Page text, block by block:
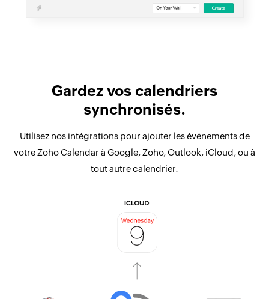
Gardez vos calendriers
synchronisés.
Utilisez nos intégrations pour ajouter les événements de
votre Zoho Calendar à Google, Zoho, Outlook, iCloud, ou à
tout autre calendrier.